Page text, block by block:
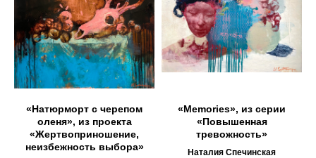
«Натюрморт с черепом
оленя», из проекта
«Жертвоприношение,
неизбежность выбора»
«Memories», из серии
«Повышенная
тревожность»
Наталия Спечинская